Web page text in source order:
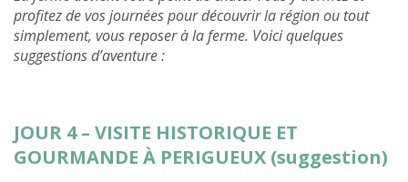
profitez de vos journées pour découvrir la région ou tout
simplement, vous reposer à la ferme. Voici quelques
suggestions d’aventure :
JOUR 4 – VISITE HISTORIQUE ET
GOURMANDE À PERIGUEUX (suggestion)